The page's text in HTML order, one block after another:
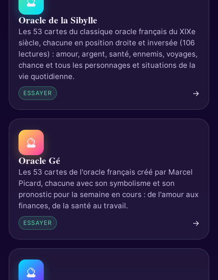
Oracle de la Sibylle
Les 53 cartes du classique oracle français du XIXe
siècle, chacune en position droite et inversée (106
lectures) : amour, argent, santé, ennemis, voyages,
chance et tous les personnages et situations de la
vie quotidienne.
ESSAYER →
🔮
Oracle Gé
Les 53 cartes de l'oracle français créé par Marcel
Picard, chacune avec son symbolisme et son
pronostic pour la semaine en cours : de l'amour aux
finances, de la santé au travail.
ESSAYER →
🔮